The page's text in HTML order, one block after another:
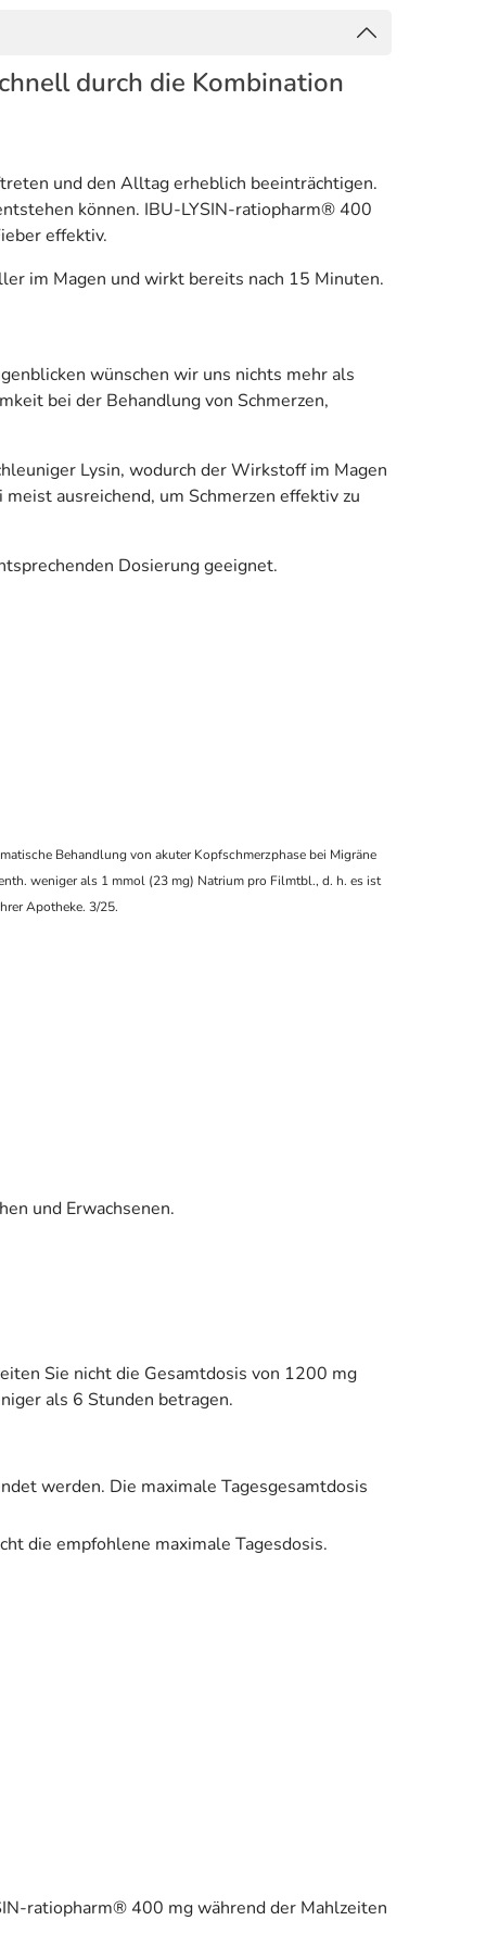
durch die Kombination
und den Alltag erheblich beeinträchtigen.
können. IBU-LYSIN-ratiopharm® 400
effektiv.
im Magen und wirkt bereits nach 15 Minuten.
wünschen wir uns nichts mehr als
bei der Behandlung von Schmerzen,
Lysin, wodurch der Wirkstoff im Magen
ausreichend, um Schmerzen effektiv zu
Dosierung geeignet.
Behandlung von akuter Kopfschmerzphase bei Migräne
weniger als 1 mmol (23 mg) Natrium pro Filmtbl., d. h. es ist
Apotheke. 3/25.
und Erwachsenen.
Sie nicht die Gesamtdosis von 1200 mg
als 6 Stunden betragen.
werden. Die maximale Tagesgesamtdosis
die empfohlene maximale Tagesdosis.
ratiopharm® 400 mg während der Mahlzeiten